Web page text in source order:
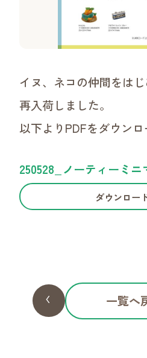
ワークショップについて
デジタルカタログ
販促POPダウンロード
お取引について
イヌ、ネコの仲間をは
再入荷しました。
以下よりPDFをダウンロ
250528_ノーティーミニ
ダウンロー
一覧へ